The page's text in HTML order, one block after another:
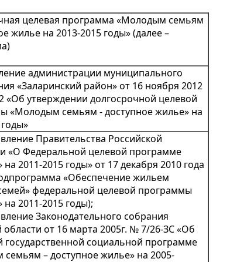
целевая программа «Молодым семьям
жилье на 2013-2015 годы» (далее –
администрации муниципального
«Заларинский район» от 16 ноября 2012
«Об утверждении долгосрочной целевой
«Молодым семьям - доступное жилье» на
Правительства Российской
«О Федеральной целевой программе
2011-2015 годы» от 17 декабря 2010 года
«Обеспечение жильем
федеральной целевой программы
2011-2015 годы);
Законодательного собрания
области от 16 марта 2005г. № 7/26-ЗС «Об
государственной социальной программе
– доступное жилье» на 2005-